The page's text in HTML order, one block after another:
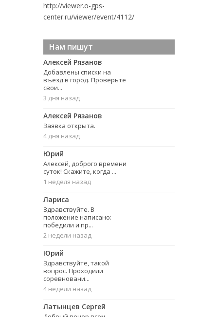
http://viewer.o-gps-
center.ru/viewer/event/4112/
Нам пишут
Алексей Рязанов
Добавлены списки на
въезд в город. Проверьте
свои...
3 дня назад
Алексей Рязанов
Заявка открыта.
4 дня назад
Юрий
Алексей, доброго времени
суток! Скажите, когда ...
1 неделя назад
Лариса
Здравствуйте. В
положение написано:
победили и пр...
2 недели назад
Юрий
Здравствуйте, такой
вопрос. Проходили
соревновани...
4 недели назад
Латынцев Сергей